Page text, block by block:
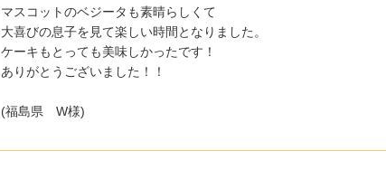
マスコットのベジータも素晴らしくて
大喜びの息子を見て楽しい時間となりました。
ケーキもとっても美味しかったです！
ありがとうございました！！
(福島県 W様)